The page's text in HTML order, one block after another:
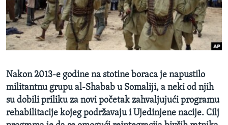
MAGAZIN
O GLASU AMERIKE
PRATITE NAS
Nakon 2013-e godine na stotine boraca je napustilo
militantnu grupu al-Shabab u Somaliji, a neki od njih
su dobili priliku za novi početak zahvaljujući programu
rehabilitacije kojeg podržavaju i Ujedinjene nacije. Cilj